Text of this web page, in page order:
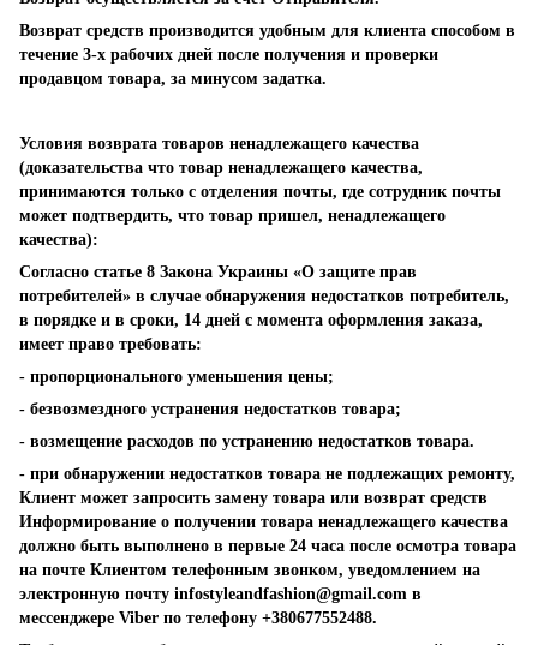
Возврат средств производится удобным для клиента способом в
течение 3-х рабочих дней после получения и проверки
продавцом товара, за минусом задатка.
Условия возврата товаров ненадлежащего качества
(доказательства что товар ненадлежащего качества,
принимаются только с отделения почты, где сотрудник почты
может подтвердить, что товар пришел, ненадлежащего
качества):
Согласно статье 8 Закона Украины «О защите прав
потребителей» в случае обнаружения недостатков потребитель,
в порядке и в сроки, 14 дней с момента оформления заказа,
имеет право требовать:
- пропорционального уменьшения цены;
- безвозмездного устранения недостатков товара;
- возмещение расходов по устранению недостатков товара.
- при обнаружении недостатков товара не подлежащих ремонту,
Клиент может запросить замену товара или возврат средств
Информирование о получении товара ненадлежащего качества
должно быть выполнено в первые 24 часа после осмотра товара
на почте Клиентом телефонным звонком, уведомлением на
электронную почту infostyleandfashion@gmail.com в
мессенджере Viber по телефону +380677552488.